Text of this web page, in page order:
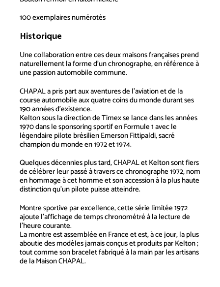
100 exemplaires numérotés
Historique
Une collaboration entre ces deux maisons françaises prend
naturellement la forme d’un chronographe, en référence à
une passion automobile commune.
CHAPAL a pris part aux aventures de l’aviation et de la
course automobile aux quatre coins du monde durant ses
190 années d’existence.
Kelton sous la direction de Timex se lance dans les années
1970 dans le sponsoring sportif en Formule 1 avec le
légendaire pilote brésilien Emerson Fittipaldi, sacré
champion du monde en 1972 et 1974.
Quelques décennies plus tard, CHAPAL et Kelton sont fiers
de célébrer leur passé à travers ce chronographe 1972, nom
en hommage à cet homme et son accession à la plus haute
distinction qu’un pilote puisse atteindre.
Montre sportive par excellence, cette série limitée 1972
ajoute l’affichage de temps chronométré à la lecture de
l’heure courante.
La montre est assemblée en France et est, à ce jour, la plus
aboutie des modèles jamais conçus et produits par Kelton ;
tout comme son bracelet fabriqué à la main par les artisans
de la Maison CHAPAL.